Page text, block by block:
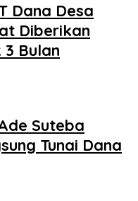
Dana Desa
Diberikan
Bulan
Suteba
Tunai Dana